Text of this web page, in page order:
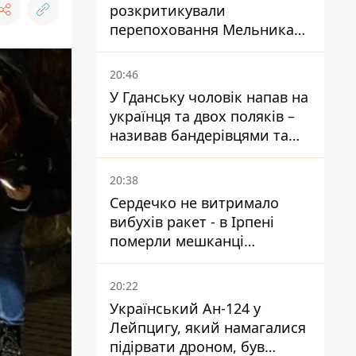
розкритикували
перепоховання Мельника
через ризик дипломатичної
ізоляції
20:46
У Гданську чоловік напав на
українця та двох поляків –
називав бандерівцями та
поводився агресивно
20:38
Сердечко не витримало
вибухів ракет - в Ірпені
померли мешканці
притулку для собак з
інвалідністю
20:22
Український Ан-124 у
Лейпцигу, який намагалися
підірвати дроном, був